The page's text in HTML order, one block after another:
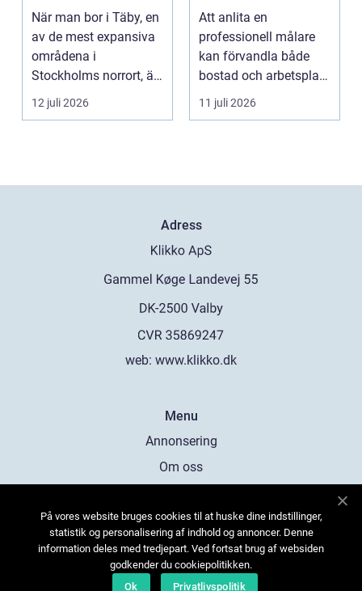
norrort
När man bor i Täby, en
av de mest expansiva
områdena i
Stockholms norrort, är
b...
12 juli 2026
hem och företag
Att anlita en
professionell målare
kan förvandla både
bostad och arbetsplats
på kort tid. Färger, yt...
11 juli 2026
Adress
web: www.klikko.dk
Menu
Annonsering
Om oss
Kontakta oss
Sitemap
På vores website bruges cookies til at huske dine indstillinger,
statistik og personalisering af indhold og annoncer. Denne
information deles med tredjepart. Ved fortsat brug af websiden
godkender du cookiepolitikken.
Ok
Privatlivspolitik